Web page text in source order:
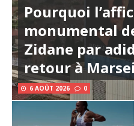
Pourquoi
monumental
Zidane par
retour à
6 AOÛT 2026 0